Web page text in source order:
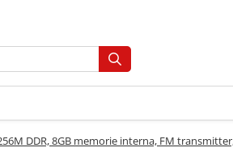
DDR, 8GB memorie interna, FM